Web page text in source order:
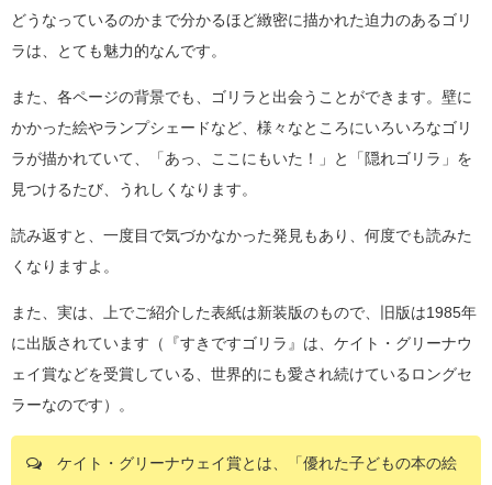
どうなっているのかまで分かるほど緻密に描かれた迫力のあるゴリ
ラは、とても魅力的なんです。
また、各ページの背景でも、ゴリラと出会うことができます。壁に
かかった絵やランプシェードなど、様々なところにいろいろなゴリ
ラが描かれていて、「あっ、ここにもいた！」と「隠れゴリラ」を
見つけるたび、うれしくなります。
読み返すと、一度目で気づかなかった発見もあり、何度でも読みた
くなりますよ。
また、実は、上でご紹介した表紙は新装版のもので、旧版は1985年
に出版されています（『すきですゴリラ』は、ケイト・グリーナウ
ェイ賞などを受賞している、世界的にも愛され続けているロングセ
ラーなのです）。
ケイト・グリーナウェイ賞とは、「優れた子どもの本の絵